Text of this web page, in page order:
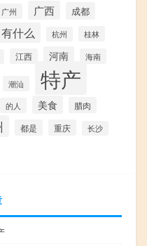
广州 广西 成都
有什么 杭州 桂林
江西 河南 海南
潮汕 特产
的人 美食 腊肉
都是 重庆
长沙